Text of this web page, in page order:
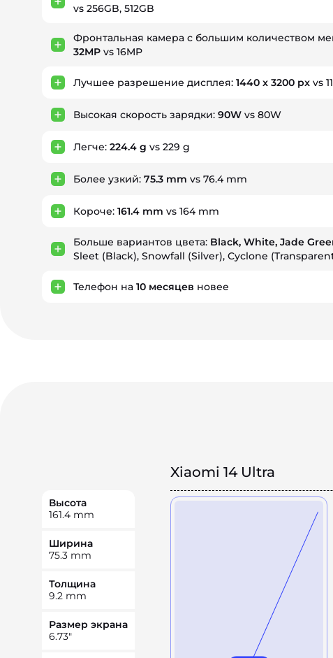
vs 256GB, 512GB
Фронтальная камера с большим количеством
32MP vs 16MP
Лучшее разрешение дисплея: 1440 x 3200 px vs
Высокая скорость зарядки: 90W vs 80W
Легче: 224.4 g vs 229 g
Более узкий: 75.3 mm vs 76.4 mm
Короче: 161.4 mm vs 164 mm
Больше вариантов цвета: Black, White, Jade
Sleet (Black), Snowfall (Silver), Cyclone
Телефон на 10 месяцев новее
Xiaomi 14 Ultra
Высота
161.4 mm
Ширина
75.3 mm
Толщина
9.2 mm
Размер экрана
6.73"